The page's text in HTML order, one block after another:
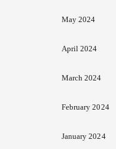
May 2024
April 2024
March 2024
February 2024
January 2024